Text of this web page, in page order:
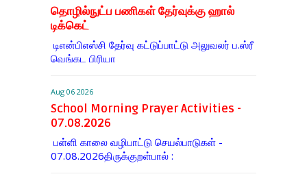
தொழில்நுட்ப பணிகள் தேர்வுக்கு ஹால் ​
டிக்கெட்
டிஎன்​பிஎஸ்சி தேர்வு கட்​டுப்​பாட்டு அலு​வலர் ப.ஸ்ரீ
வெங்கட பிரியா
Aug 06 2026
School Morning Prayer Activities -
07.08.2026
பள்ளி காலை வழிபாட்டு செயல்பாடுகள் -
07.08.2026திருக்குறள்பால் :